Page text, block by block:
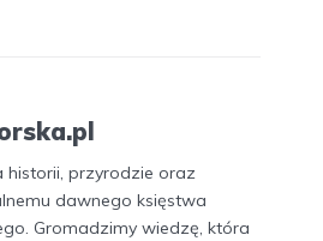
historii, przyrodzie oraz
dawnego księstwa
Gromadzimy wiedzę, która